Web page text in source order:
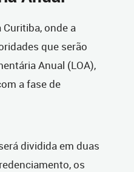
onde a
que serão
Anual (LOA),
a fase de
dividida em duas
os